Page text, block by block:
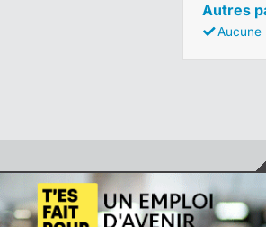
Autres
Aucune